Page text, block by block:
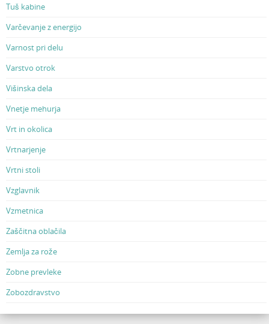
Tuš kabine
Varčevanje z energijo
Varnost pri delu
Varstvo otrok
Višinska dela
Vnetje mehurja
Vrt in okolica
Vrtnarjenje
Vrtni stoli
Vzglavnik
Vzmetnica
Zaščitna oblačila
Zemlja za rože
Zobne prevleke
Zobozdravstvo